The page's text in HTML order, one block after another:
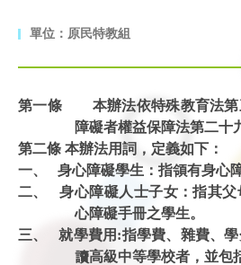
單位：原民特教組
第一條 本辦法依特殊教育法第
障礙者權益保障法第二十
第二條 本辦法用詞，定義如下：
一、 身心障礙學生：指領有身心
二、 身心障礙人士子女：指其父
心障礙手冊之學生。
三、 就學費用:指學費、雜費、
讀高級中等學校者，並包